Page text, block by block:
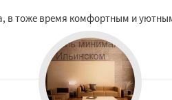
в тоже время комфортным и